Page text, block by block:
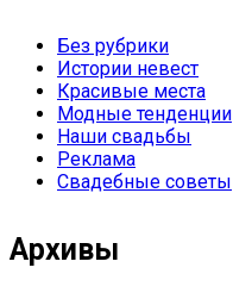
Без рубрики
Истории невест
Красивые места
Модные тенденции
Наши свадьбы
Реклама
Свадебные советы
Архивы